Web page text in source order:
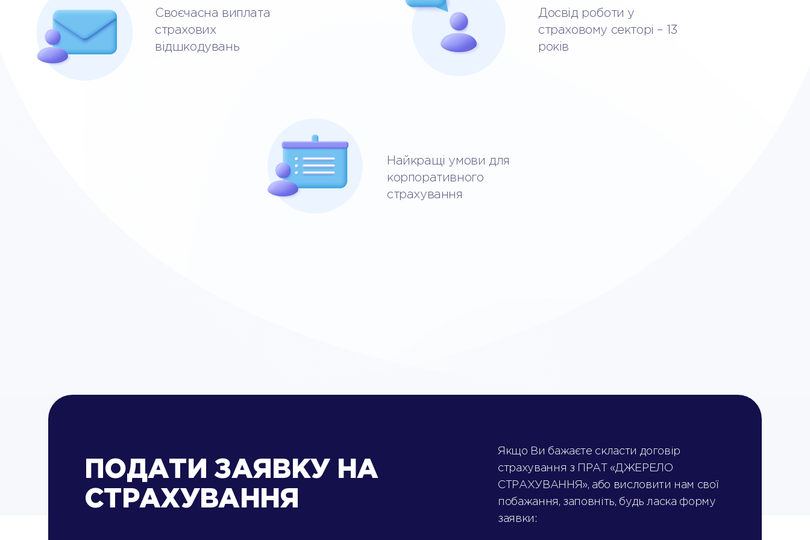
Своєчасна виплата
страхових
відшкодувань
Досвід роботи у
страховому секторі – 13
років
Найкращі умови для
корпоративного
страхування
ПОДАТИ ЗАЯВКУ НА
СТРАХУВАННЯ
Якщо Ви бажаєте скласти договір
страхування з ПРАТ «ДЖЕРЕЛО
СТРАХУВАННЯ», або висловити нам свої
побажання, заповніть, будь ласка форму
заявки: